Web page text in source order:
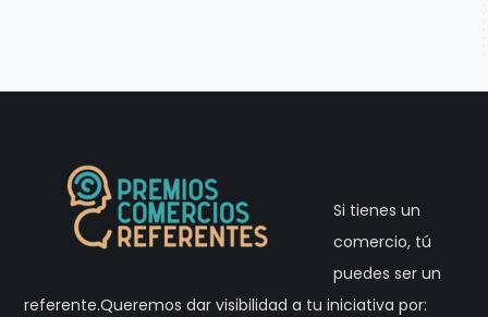
Si tienes un
comercio, tú
puedes ser un
referente.Queremos dar visibilidad a tu iniciativa por: